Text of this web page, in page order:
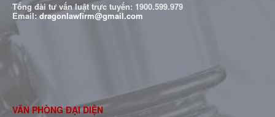
Tổng đài tư vấn luật trực tuyến: 1900.599.979
Email:dragonlawfirm@gmail.com
VĂN PHÒNG ĐẠI DIỆN